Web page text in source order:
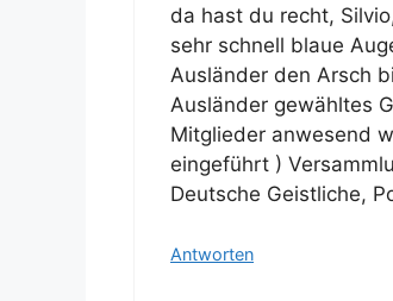
da hast du recht,
sehr schnell blaue
Ausländer den Arsch
Ausländer gewähltes
Mitglieder anwesend
eingeführt )
Deutsche Geistliche,
Antworten